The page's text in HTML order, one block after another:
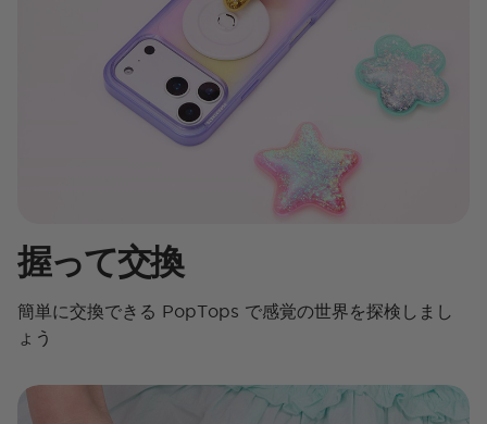
握って交換
簡単に交換できる PopTops で感覚の世界を探検しまし
ょう